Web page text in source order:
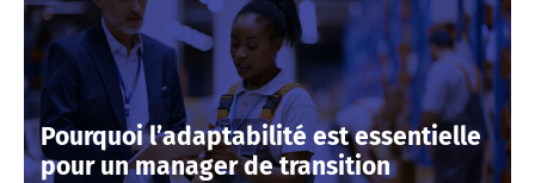
Pourquoi l’adaptabilité est essentielle
pour un manager de transition